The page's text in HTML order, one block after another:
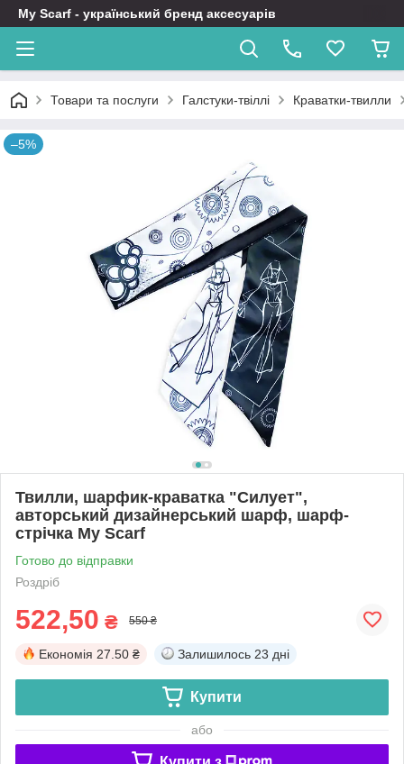
My Scarf - український бренд аксесуарів
Товари та послуги Галстуки-твіллі Краватки-твилли
–5%
Твилли, шарфик-краватка "Силует",
авторський дизайнерський шарф, шарф-
стрічка My Scarf
Готово до відправки
Роздріб
522,50 ₴ 550 ₴
Економія 27.50 ₴ Залишилось 23 дні
Купити
або